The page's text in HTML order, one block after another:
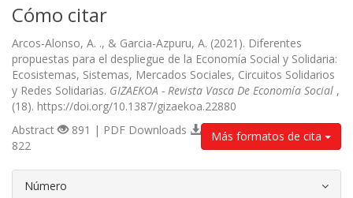
Cómo citar
Arcos-Alonso, A. ., & Garcia-Azpuru, A. (2021). Diferentes
propuestas para el despliegue de la Economía Social y Solidaria:
Ecosistemas, Sistemas, Mercados Sociales, Circuitos Solidarios
y Redes Solidarias. GIZAEKOA - Revista Vasca De Economía Social ,
(18). https://doi.org/10.1387/gizaekoa.22880
Más formatos de cita
Abstract
891 | PDF Downloads
822
Número